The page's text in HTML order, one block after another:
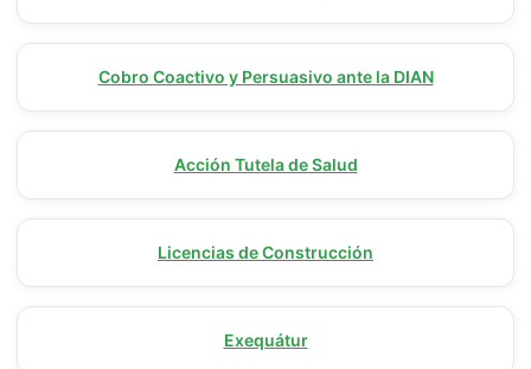
Cobro Coactivo y Persuasivo ante la DIAN
Acción Tutela de Salud
Licencias de Construcción
Exequátur